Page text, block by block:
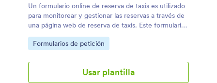
Un formulario online de reserva de taxis es utilizado
para monitorear y gestionar las reservas a través de
una página web de reserva de taxis. Este formulario
de reservas incluye la información de contacto del
cliente, número de invitados y detalles de recogida.
como si gestionas la compañía, agilizad el proceso
de reserva con nuestra plantilla gratuita de reservas
Go to Category:
Formularios de petición
Usar plantilla